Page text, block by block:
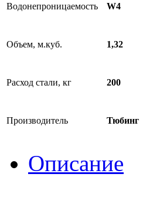
Водонепроницаемость W4
Объем, м.куб. 1,32
Расход стали, кг 200
Производитель Тюбинг
Описание